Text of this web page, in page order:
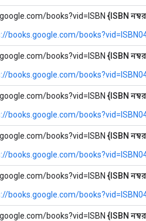
books?vid=ISBN {ISBN
books.google.com/
books?vid=ISBN {ISBN
books.google.com/
books?vid=ISBN {ISBN
books.google.com/
books?vid=ISBN {ISBN
books.google.com/
books?vid=ISBN {ISBN
books.google.com/
books?vid=ISBN {ISBN